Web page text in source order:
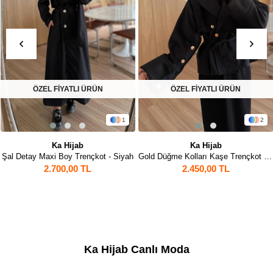
1
Ka Hijab
Gold Düğme Kolları Kaşe Trençkot - Siyah
2.450,00 TL
ÖZEL FİYATLI ÜRÜN
Ka Hijab
2.450,00 TL
ÖZEL FİYATLI ÜRÜN
Ka Hijab Canlı Moda